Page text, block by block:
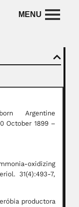
Argentine
October 1899 –
oxidizing
31(4):493-7,
productora